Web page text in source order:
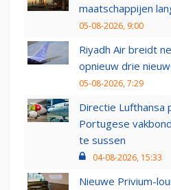
maatschappijen
05-08-2026, 9:00
Riyadh Air breidt
opnieuw drie
05-08-2026, 7:29
Directie
Portugese
te sussen
04-08-2026, 15:33
Nieuwe Privium-